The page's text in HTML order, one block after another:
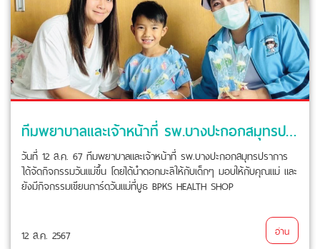
ทีมพยาบาลและเจ้าหน้าที่ รพ.บางปะกอกสมุทรปราการ จัดกิจกรรมวันแม่
วันที่ 12 ส.ค. 67 ทีมพยาบาลและเจ้าหน้าที่ รพ.บางปะกอกสมุทรปราการ
ได้จัดกิจกรรมวันแม่ขึ้น โดยได้นำดอกมะลิให้กับเด็กๆ มอบให้กับคุณแม่ และ
ยังมีกิจกรรมเขียนการ์ดวันแม่ที่บูธ BPKS HEALTH SHOP
12 ส.ค. 2567 อ่าน